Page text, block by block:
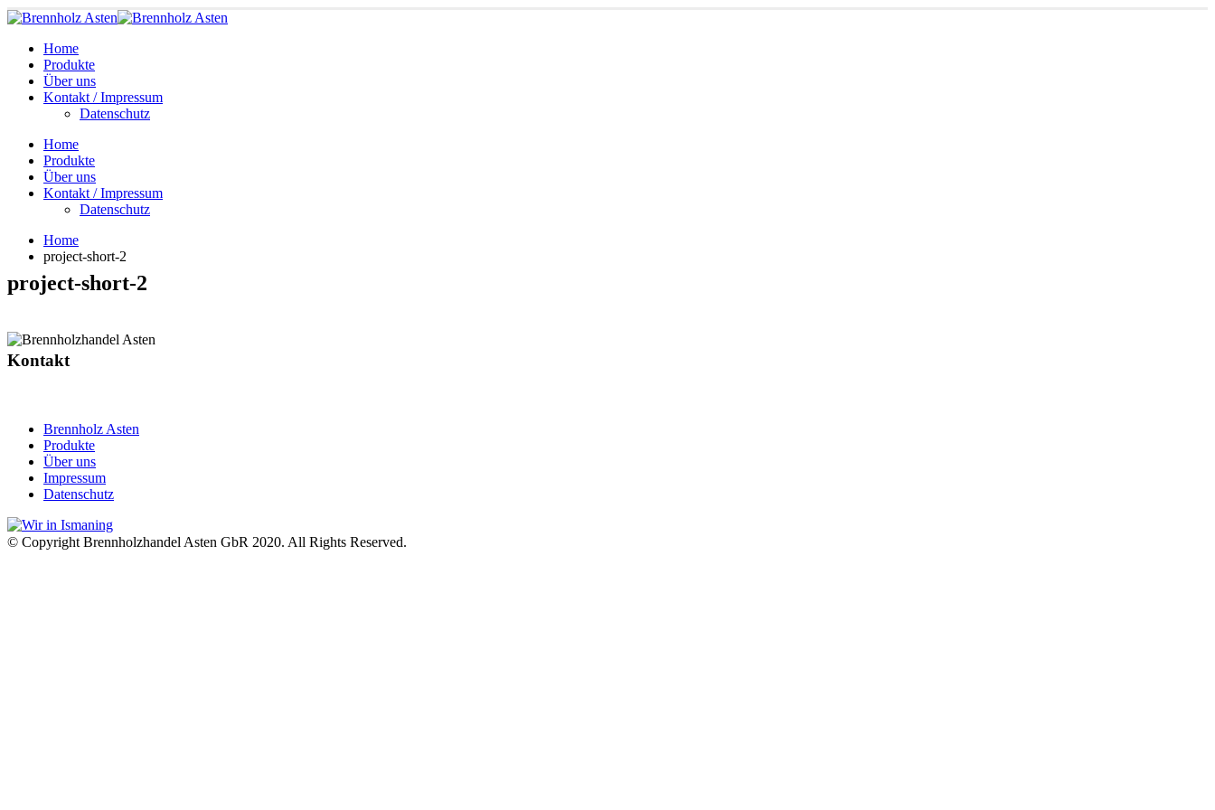
Home
Produkte
Über uns
Kontakt / Impressum
Datenschutz
Home
Produkte
Über uns
Kontakt / Impressum
Datenschutz
Home
project-short-2
project-short-2
Kontakt
Brennholz Asten
Produkte
Über uns
Impressum
Datenschutz
© Copyright Brennholzhandel Asten GbR 2020. All Rights Reserved.